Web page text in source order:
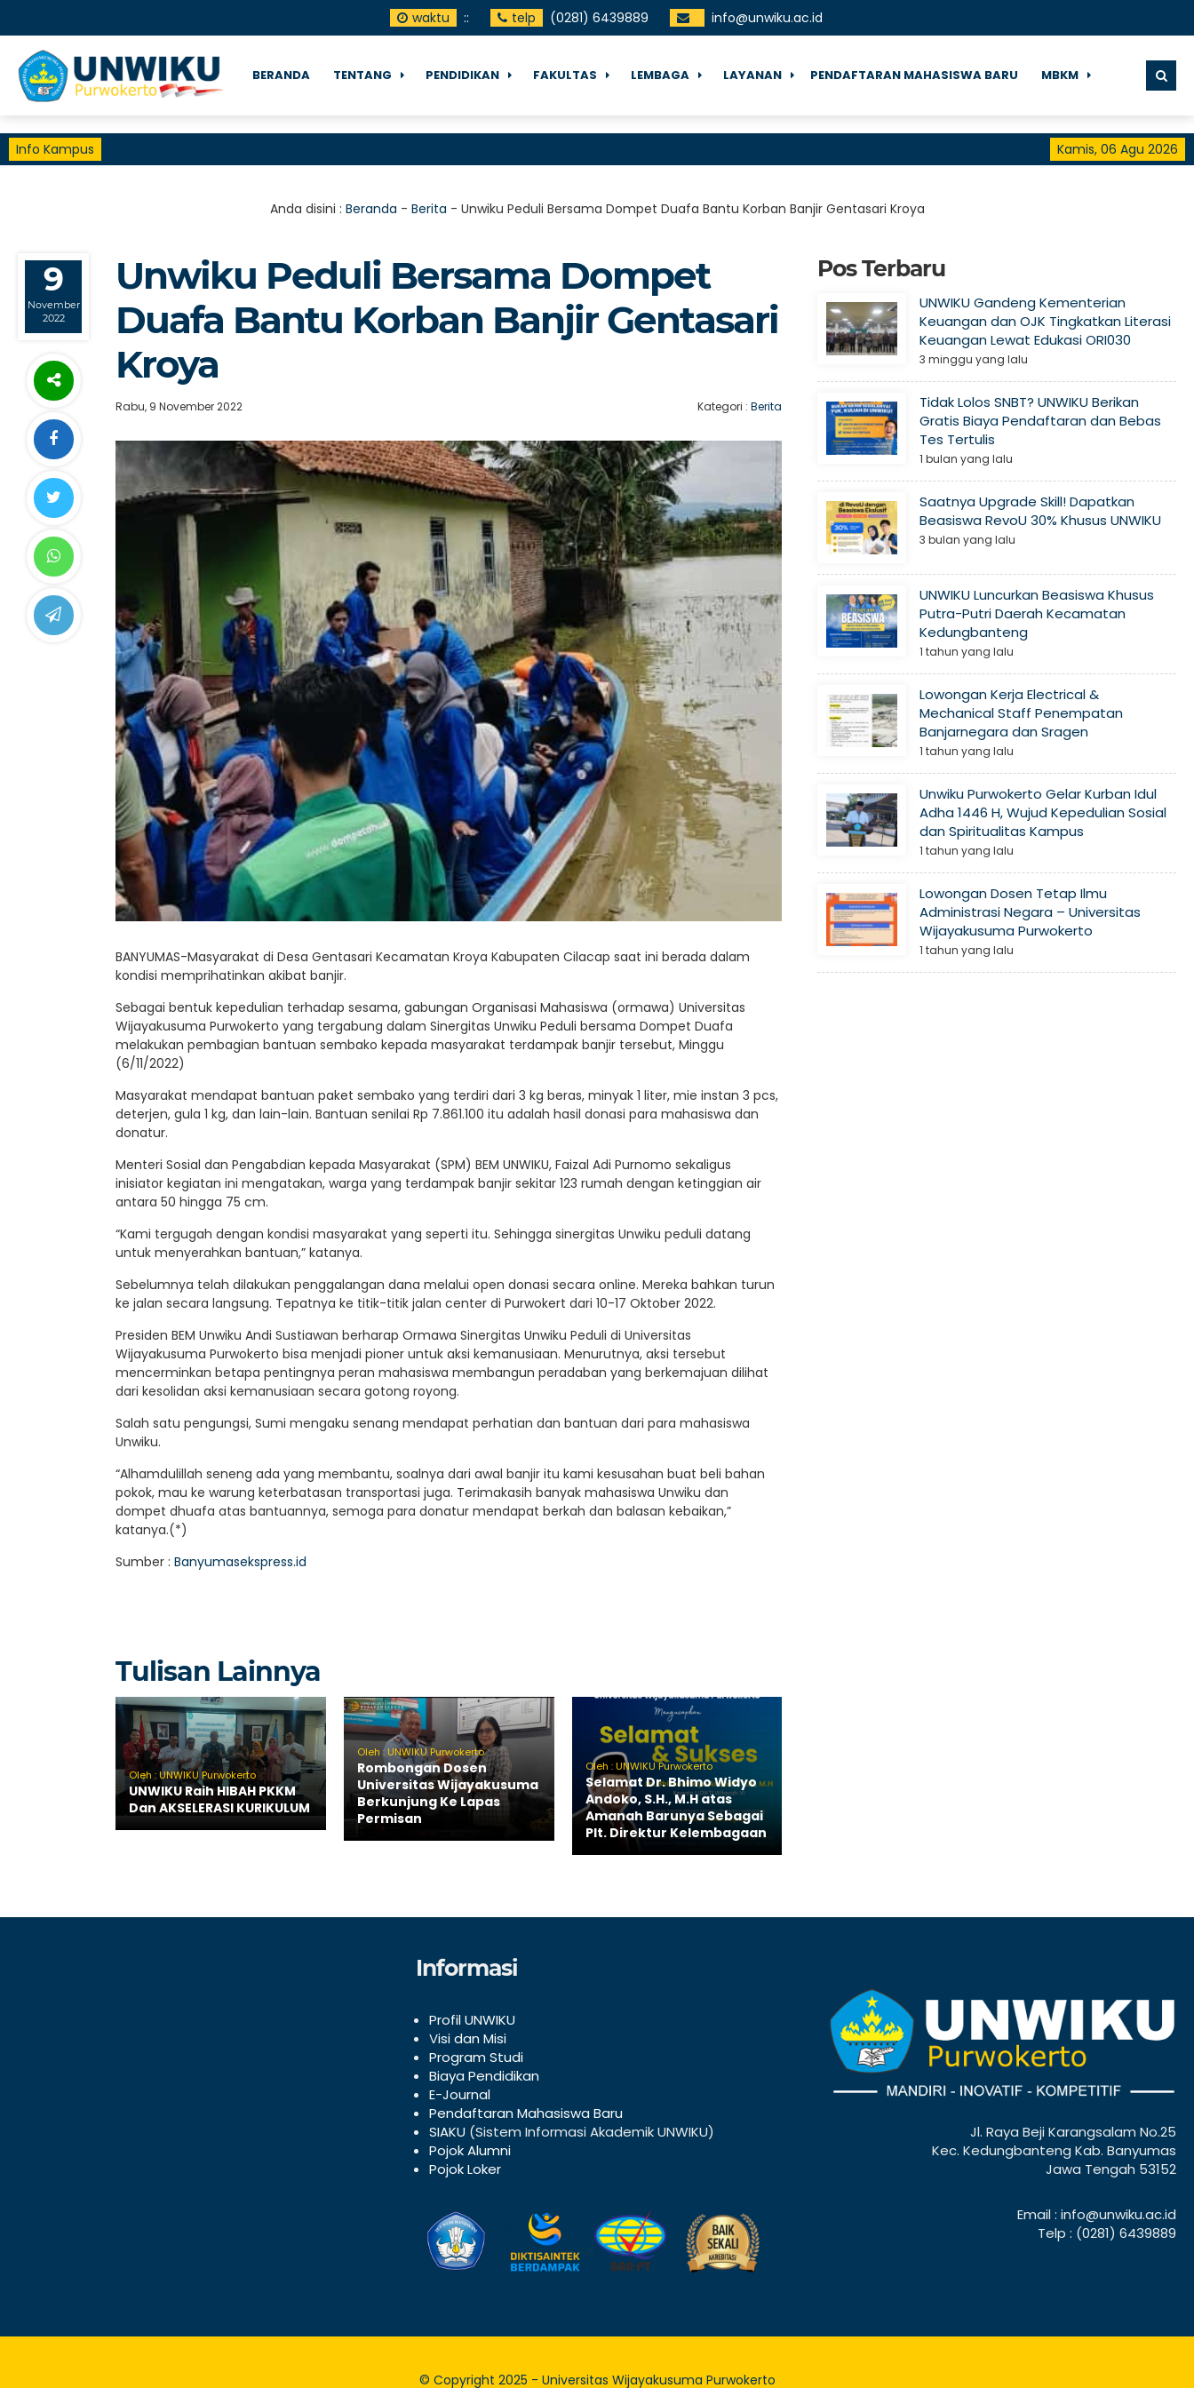
waktu :: telp (0281) 6439889 info@unwiku.ac.id
BERANDA TENTANG PENDIDIKAN FAKULTAS LEMBAGA LAYANAN PENDAFTARAN MAHASISWA BARU MBKM
Info Kampus Kamis, 06 Agu 2026
Anda disini : Beranda - Berita - Unwiku Peduli Bersama Dompet Duafa Bantu Korban Banjir Gentasari Kroya
9
November
2022
Unwiku Peduli Bersama Dompet
Duafa Bantu Korban Banjir Gentasari
Kroya
Rabu, 9 November 2022 Kategori :Berita
BANYUMAS-Masyarakat di Desa Gentasari Kecamatan Kroya Kabupaten Cilacap saat ini berada dalam
kondisi memprihatinkan akibat banjir.
Sebagai bentuk kepedulian terhadap sesama, gabungan Organisasi Mahasiswa (ormawa) Universitas
Wijayakusuma Purwokerto yang tergabung dalam Sinergitas Unwiku Peduli bersama Dompet Duafa
melakukan pembagian bantuan sembako kepada masyarakat terdampak banjir tersebut, Minggu
(6/11/2022)
Masyarakat mendapat bantuan paket sembako yang terdiri dari 3 kg beras, minyak 1 liter, mie instan 3 pcs,
deterjen, gula 1 kg, dan lain-lain. Bantuan senilai Rp 7.861.100 itu adalah hasil donasi para mahasiswa dan
donatur.
Menteri Sosial dan Pengabdian kepada Masyarakat (SPM) BEM UNWIKU, Faizal Adi Purnomo sekaligus
inisiator kegiatan ini mengatakan, warga yang terdampak banjir sekitar 123 rumah dengan ketinggian air
antara 50 hingga 75 cm.
“Kami tergugah dengan kondisi masyarakat yang seperti itu. Sehingga sinergitas Unwiku peduli datang
untuk menyerahkan bantuan,” katanya.
Sebelumnya telah dilakukan penggalangan dana melalui open donasi secara online. Mereka bahkan turun
ke jalan secara langsung. Tepatnya ke titik-titik jalan center di Purwokert dari 10-17 Oktober 2022.
Presiden BEM Unwiku Andi Sustiawan berharap Ormawa Sinergitas Unwiku Peduli di Universitas
Wijayakusuma Purwokerto bisa menjadi pioner untuk aksi kemanusiaan. Menurutnya, aksi tersebut
mencerminkan betapa pentingnya peran mahasiswa membangun peradaban yang berkemajuan dilihat
dari kesolidan aksi kemanusiaan secara gotong royong.
Salah satu pengungsi, Sumi mengaku senang mendapat perhatian dan bantuan dari para mahasiswa
Unwiku.
“Alhamdulillah seneng ada yang membantu, soalnya dari awal banjir itu kami kesusahan buat beli bahan
pokok, mau ke warung keterbatasan transportasi juga. Terimakasih banyak mahasiswa Unwiku dan
dompet dhuafa atas bantuannya, semoga para donatur mendapat berkah dan balasan kebaikan,”
katanya.(*)
Sumber : Banyumasekspress.id
Tulisan Lainnya
Oleh : UNWIKU Purwokerto
UNWIKU Raih HIBAH PKKM
Dan AKSELERASI KURIKULUM
Oleh : UNWIKU Purwokerto
Rombongan Dosen
Universitas Wijayakusuma
Berkunjung Ke Lapas
Permisan
Oleh : UNWIKU Purwokerto
Selamat Dr. Bhimo Widyo
Andoko, S.H., M.H atas
Amanah Barunya Sebagai
Plt. Direktur Kelembagaan
Pos Terbaru
UNWIKU Gandeng Kementerian
Keuangan dan OJK Tingkatkan Literasi
Keuangan Lewat Edukasi ORI030
3 minggu yang lalu
Tidak Lolos SNBT? UNWIKU Berikan
Gratis Biaya Pendaftaran dan Bebas
Tes Tertulis
1 bulan yang lalu
Saatnya Upgrade Skill! Dapatkan
Beasiswa RevoU 30% Khusus UNWIKU
3 bulan yang lalu
UNWIKU Luncurkan Beasiswa Khusus
Putra-Putri Daerah Kecamatan
Kedungbanteng
1 tahun yang lalu
Lowongan Kerja Electrical &
Mechanical Staff Penempatan
Banjarnegara dan Sragen
1 tahun yang lalu
Unwiku Purwokerto Gelar Kurban Idul
Adha 1446 H, Wujud Kepedulian Sosial
dan Spiritualitas Kampus
1 tahun yang lalu
Lowongan Dosen Tetap Ilmu
Administrasi Negara – Universitas
Wijayakusuma Purwokerto
1 tahun yang lalu
Informasi
Profil UNWIKU
Visi dan Misi
Program Studi
Biaya Pendidikan
E-Journal
Pendaftaran Mahasiswa Baru
SIAKU(Sistem Informasi Akademik UNWIKU)
Pojok Alumni
Pojok Loker
Jl. Raya Beji Karangsalam No.25
Kec. Kedungbanteng Kab. Banyumas
Jawa Tengah 53152
Email : info@unwiku.ac.id
Telp : (0281) 6439889
© Copyright 2025 - Universitas Wijayakusuma Purwokerto